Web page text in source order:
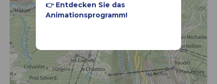
👉 Entdecken Sie das
Animationsprogramm!